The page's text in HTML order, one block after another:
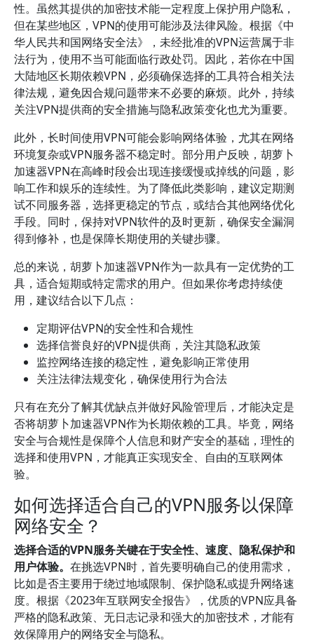
性。虽然其提供的加密技术能一定程度上保护用户隐私，
但在某些地区，VPN的使用可能涉及法律风险。根据《中
华人民共和国网络安全法》，未经批准的VPN运营属于非
法行为，使用不当可能面临行政处罚。因此，若你在中国
大陆地区长期依赖VPN，必须确保选择的工具符合相关法
律法规，避免因合规问题带来不必要的麻烦。此外，持续
关注VPN提供商的安全措施与隐私政策变化也尤为重要。
此外，长时间使用VPN可能会影响网络体验，尤其在网络
环境复杂或VPN服务器不稳定时。部分用户反映，胡萝卜
加速器VPN在高峰时段会出现连接缓慢或掉线的问题，影
响工作和娱乐的连续性。为了降低此类影响，建议定期测
试不同服务器，选择更稳定的节点，或结合其他网络优化
手段。同时，保持对VPN软件的及时更新，确保安全漏洞
得到修补，也是保障长期使用的关键步骤。
总的来说，胡萝卜加速器VPN作为一款具有一定优势的工
具，适合短期或特定需求的用户。但如果你考虑持续使
用，建议结合以下几点：
定期评估VPN的安全性和合规性
选择信誉良好的VPN提供商，关注其隐私政策
监控网络连接的稳定性，避免影响正常使用
关注法律法规变化，确保使用行为合法
只有在充分了解其优缺点并做好风险管理后，才能决定是
否将胡萝卜加速器VPN作为长期依赖的工具。毕竟，网络
安全与合规性是保障个人信息和财产安全的基础，理性的
选择和使用VPN，才能真正实现安全、自由的互联网体
验。
如何选择适合自己的VPN服务以保障
网络安全？
选择合适的VPN服务关键在于安全性、速度、隐私保护和
用户体验。 在挑选VPN时，首先要明确自己的使用需求，
比如是否主要用于绕过地域限制、保护隐私或提升网络速
度。根据《2023年互联网安全报告》，优质的VPN应具备
严格的隐私政策、无日志记录和强大的加密技术，才能有
效保障用户的网络安全与隐私。